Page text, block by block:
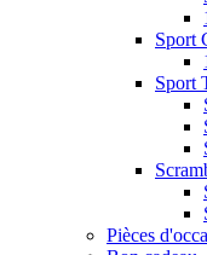
Sport
Sport
Pièces